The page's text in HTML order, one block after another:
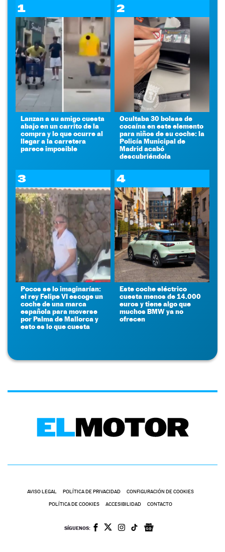
1
Lanzan a su amigo cuesta
abajo en un carrito de la
compra y lo que ocurre al
llegar a la carretera
parece imposible
2
Ocultaba 30 bolsas de
cocaína en este elemento
para niños de su coche: la
Policía Municipal de
Madrid acabó
descubriéndola
3
Pocos se lo imaginarían:
el rey Felipe VI escoge un
coche de una marca
española para moverse
por Palma de Mallorca y
esto es lo que cuesta
4
Este coche eléctrico
cuesta menos de 14.000
euros y tiene algo que
muchos BMW ya no
ofrecen
AVISO LEGAL POLÍTICA DE PRIVACIDAD CONFIGURACIÓN DE COOKIES
POLÍTICA DE COOKIES ACCESIBILIDAD CONTACTO
SÍGUENOS: